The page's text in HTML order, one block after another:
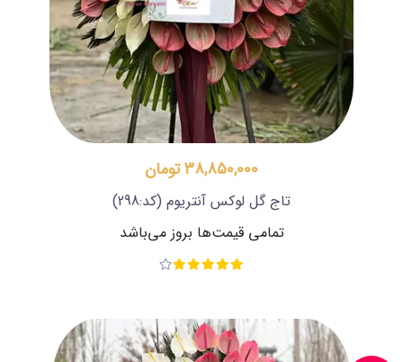
38,850,000 تومان
تاج گل لوکس آنتریوم (کد:298)
تمامی قیمت‌ها بروز می‌باشد